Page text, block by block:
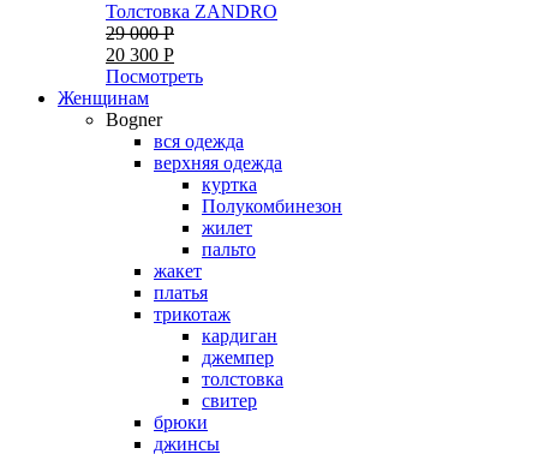
Толстовка ZANDRO
29 000 Р
20 300 Р
Посмотреть
Женщинам
Bogner
вся одежда
верхняя одежда
куртка
Полукомбинезон
жилет
пальто
жакет
платья
трикотаж
кардиган
джемпер
толстовка
свитер
брюки
джинсы